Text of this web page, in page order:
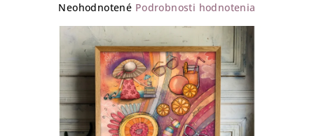
Priemerné
produktu
0,0
z
5
hviezdičiek.
Neohodnotené Podrobnosti hodnotenia